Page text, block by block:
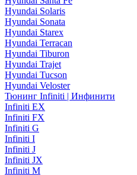
Hyundai Solaris
Hyundai Sonata
Hyundai Starex
Hyundai Terracan
Hyundai Tiburon
Hyundai Trajet
Hyundai Tucson
Hyundai Veloster
Тюнинг Infiniti | Инфинити
Infiniti EX
Infiniti FX
Infiniti G
Infiniti I
Infiniti J
Infiniti JX
Infiniti M